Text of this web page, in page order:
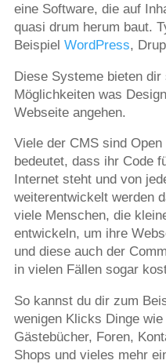
eine Software, die auf
quasi drum herum baut.
Beispiel WordPress,
Diese Systeme bieten
Möglichkeiten was
Webseite angehen.
Viele der CMS sind
bedeutet, dass ihr Code
Internet steht und von
weiterentwickelt werden
viele Menschen, die
entwickeln, um ihre
und diese auch der
in vielen Fällen sogar
So kannst du dir zum
wenigen Klicks Dinge
Gästebücher, Foren,
Shops und vieles mehr